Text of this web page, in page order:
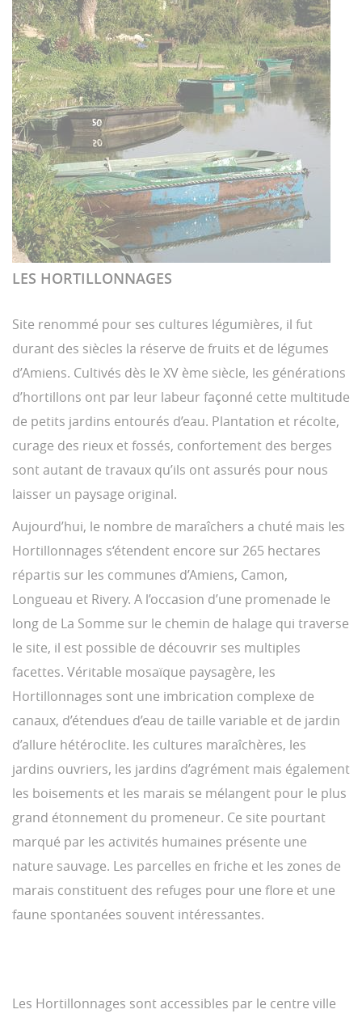
LES HORTILLONNAGES
Site renommé pour ses cultures légumières, il fut
durant des siècles la réserve de fruits et de légumes
d’Amiens. Cultivés dès le XV ème siècle, les générations
d’hortillons ont par leur labeur façonné cette multitude
de petits jardins entourés d’eau. Plantation et récolte,
curage des rieux et fossés, confortement des berges
sont autant de travaux qu’ils ont assurés pour nous
laisser un paysage original.
Aujourd’hui, le nombre de maraîchers a chuté mais les
Hortillonnages s‘étendent encore sur 265 hectares
répartis sur les communes d’Amiens, Camon,
Longueau et Rivery. A l’occasion d’une promenade le
long de La Somme sur le chemin de halage qui traverse
le site, il est possible de découvrir ses multiples
facettes. Véritable mosaïque paysagère, les
Hortillonnages sont une imbrication complexe de
canaux, d’étendues d’eau de taille variable et de jardin
d’allure hétéroclite. les cultures maraîchères, les
jardins ouvriers, les jardins d’agrément mais également
les boisements et les marais se mélangent pour le plus
grand étonnement du promeneur. Ce site pourtant
marqué par les activités humaines présente une
nature sauvage. Les parcelles en friche et les zones de
marais constituent des refuges pour une flore et une
faune spontanées souvent intéressantes.
Les Hortillonnages sont accessibles par le centre ville